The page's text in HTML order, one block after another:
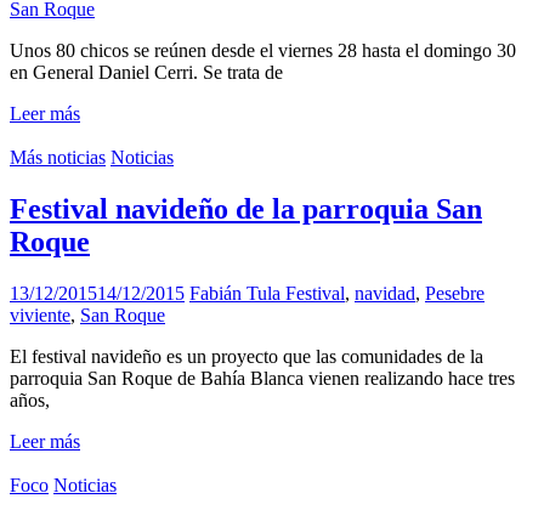
San Roque
Unos 80 chicos se reúnen desde el viernes 28 hasta el domingo 30
en General Daniel Cerri. Se trata de
Leer más
Más noticias Noticias
Festival navideño de la parroquia San
Roque
13/12/201514/12/2015 Fabián Tula Festival, navidad, Pesebre
viviente, San Roque
El festival navideño es un proyecto que las comunidades de la
parroquia San Roque de Bahía Blanca vienen realizando hace tres
años,
Leer más
Foco Noticias